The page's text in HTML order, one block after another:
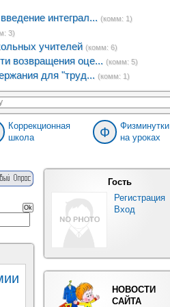
интеграл... (комм: 1)
3)
учителей (комм: 6)
возвращения оце... (комм: 5)
для "труд... (комм: 1)
Коррекционная
школа
Ф
Физминутки
на уроках
Гость
Регистрация
Вход
НОВОСТИ
САЙТА